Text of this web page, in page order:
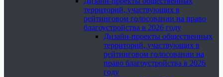
территорий, участвующих в
рейтинговом голосовании на право
благоустройства в 2026 году
Дизайн-проекты общественных
территорий, участвующих в
рейтинговом голосовании на
право благоустройства в 2026
году